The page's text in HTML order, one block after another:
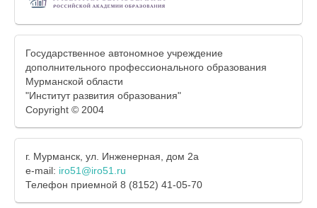
Государственное автономное учреждение
дополнительного профессионального образования
Мурманской области
"Институт развития образования"
Copyright © 2004
г. Мурманск, ул. Инженерная, дом 2а
e-mail: iro51@iro51.ru
Телефон приемной 8 (8152) 41-05-70